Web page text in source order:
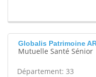
Globalis Patrimoine
Mutuelle Santé Sénior
Département: 33